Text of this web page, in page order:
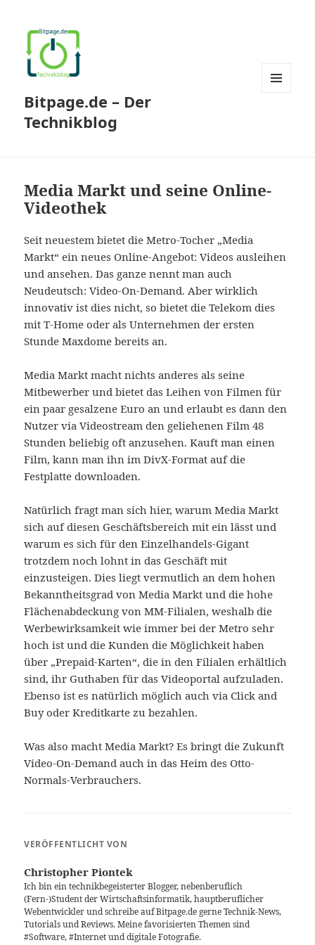
Bitpage.de – Der
Technikblog
Media Markt und seine Online-
Videothek
Seit neuestem bietet die Metro-Tocher „Media
Markt“ ein neues Online-Angebot: Videos ausleihen
und ansehen. Das ganze nennt man auch
Neudeutsch: Video-On-Demand. Aber wirklich
innovativ ist dies nicht, so bietet die Telekom dies
mit T-Home oder als Unternehmen der ersten
Stunde Maxdome bereits an.
Media Markt macht nichts anderes als seine
Mitbewerber und bietet das Leihen von Filmen für
ein paar gesalzene Euro an und erlaubt es dann den
Nutzer via Videostream den geliehenen Film 48
Stunden beliebig oft anzusehen. Kauft man einen
Film, kann man ihn im DivX-Format auf die
Festplatte downloaden.
Natürlich fragt man sich hier, warum Media Markt
sich auf diesen Geschäftsbereich mit ein lässt und
warum es sich für den Einzelhandels-Gigant
trotzdem noch lohnt in das Geschäft mit
einzusteigen. Dies liegt vermutlich an dem hohen
Bekanntheitsgrad von Media Markt und die hohe
Flächenabdeckung von MM-Filialen, weshalb die
Werbewirksamkeit wie immer bei der Metro sehr
hoch ist und die Kunden die Möglichkeit haben
über „Prepaid-Karten“, die in den Filialen erhältlich
sind, ihr Guthaben für das Videoportal aufzuladen.
Ebenso ist es natürlich möglich auch via Click and
Buy oder Kreditkarte zu bezahlen.
Was also macht Media Markt? Es bringt die Zukunft
Video-On-Demand auch in das Heim des Otto-
Normals-Verbrauchers.
VERÖFFENTLICHT VON
Christopher Piontek
Ich bin ein technikbegeisterter Blogger, nebenberuflich
(Fern-)Student der Wirtschaftsinformatik, hauptberuflicher
Webentwickler und schreibe auf Bitpage.de gerne Technik-News,
Tutorials und Reviews. Meine favorisierten Themen sind
#Software, #Internet und digitale Fotografie.